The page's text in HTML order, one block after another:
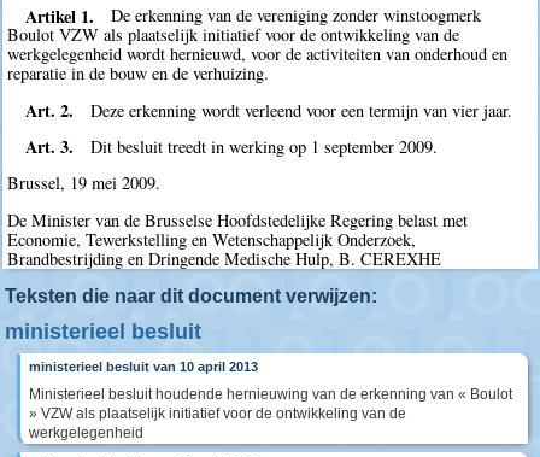
Artikel 1.
De erkenning van de vereniging zonder winstoogmerk
Boulot VZW als plaatselijk initiatief voor de ontwikkeling van de
werkgelegenheid wordt hernieuwd, voor de activiteiten van onderhoud en
reparatie in de bouw en de verhuizing.
Art. 2. Deze erkenning wordt verleend voor een termijn van vier jaar.
Art. 3.
Dit besluit treedt in werking op 1 september 2009.
Brussel, 19 mei 2009.
De Minister van de Brusselse Hoofdstedelijke Regering belast met
Economie, Tewerkstelling en Wetenschappelijk Onderzoek,
Brandbestrijding en Dringende Medische Hulp, B. CEREXHE
Teksten die naar dit document verwijzen:
ministerieel besluit
ministerieel besluit van 10 april 2013
Ministerieel besluit houdende hernieuwing van de erkenning van « Boulot
» VZW als plaatselijk initiatief voor de ontwikkeling van de
werkgelegenheid